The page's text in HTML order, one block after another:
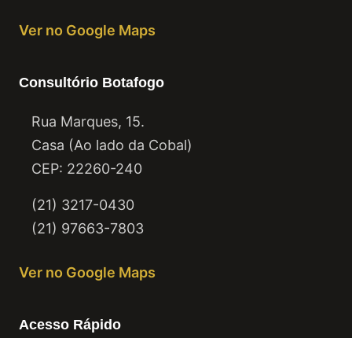
Ver no Google Maps
Consultório Botafogo
Rua Marques, 15.
Casa (Ao lado da Cobal)
CEP: 22260-240
(21) 3217-0430
(21) 97663-7803
Ver no Google Maps
Acesso Rápido